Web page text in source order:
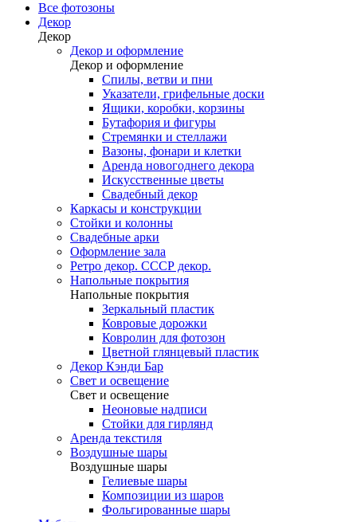
Все фотозоны
Декор
Декор
Декор и оформление
Декор и оформление
Спилы, ветви и пни
Указатели, грифельные доски
Ящики, коробки, корзины
Бутафория и фигуры
Стремянки и стеллажи
Вазоны, фонари и клетки
Аренда новогоднего декора
Искусственные цветы
Свадебный декор
Каркасы и конструкции
Стойки и колонны
Свадебные арки
Оформление зала
Ретро декор. СССР декор.
Напольные покрытия
Напольные покрытия
Зеркальный пластик
Ковровые дорожки
Ковролин для фотозон
Цветной глянцевый пластик
Декор Кэнди Бар
Свет и освещение
Свет и освещение
Неоновые надписи
Стойки для гирлянд
Аренда текстиля
Воздушные шары
Воздушные шары
Гелиевые шары
Композиции из шаров
Фольгированные шары